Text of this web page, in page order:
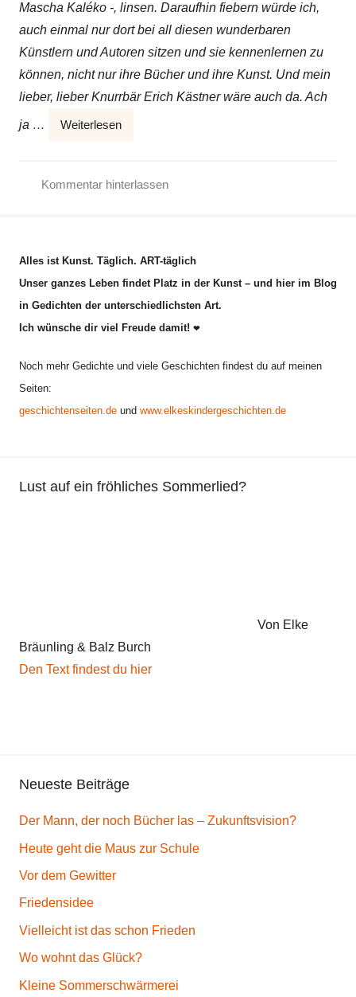
Mascha Kaléko -, linsen. Daraufhin fiebern würde ich,
auch einmal nur dort bei all diesen wunderbaren
Künstlern und Autoren sitzen und sie kennenlernen zu
können, nicht nur ihre Bücher und ihre Kunst. Und mein
lieber, lieber Knurrbär Erich Kästner wäre auch da. Ach
ja … Weiterlesen
g
e
m
e
n
,
F
a
d
e
i
c
h
K
r
e
t
Kommentar hinterlassen
Alles ist Kunst. Täglich. ART-täglich
Unser ganzes Leben findet Platz in der Kunst – und hier im Blog
in Gedichten der unterschiedlichsten Art.
Ich wünsche dir viel Freude damit! ❤
Noch mehr Gedichte und viele Geschichten findest du auf meinen
Seiten:
geschichtenseiten.de und www.elkeskindergeschichten.de
Lust auf ein fröhliches Sommerlied?
Von Elke
Bräunling & Balz Burch
Den Text findest du hier
Neueste Beiträge
Der Mann, der noch Bücher las – Zukunftsvision?
Heute geht die Maus zur Schule
Vor dem Gewitter
Friedensidee
Vielleicht ist das schon Frieden
Wo wohnt das Glück?
Kleine Sommerschwärmerei